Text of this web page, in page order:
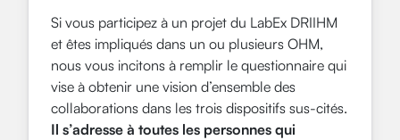
Si vous participez à un projet du LabEx DRIIHM
et êtes impliqués dans un ou plusieurs OHM,
nous vous incitons à remplir le questionnaire qui
vise à obtenir une vision d’ensemble des
collaborations dans les trois dispositifs sus-cités.
Il s’adresse à toutes les personnes qui